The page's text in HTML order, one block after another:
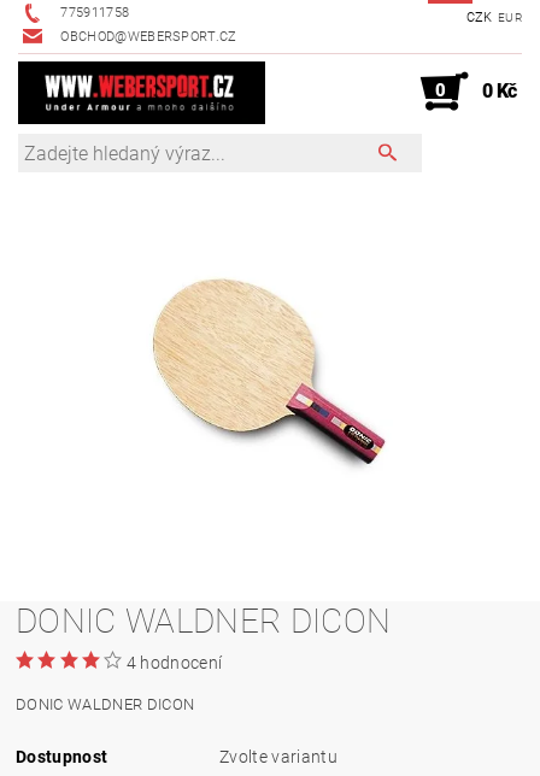
775911758
OBCHOD@WEBERSPORT.CZ
CZK EUR
0 0 Kč
DONIC WALDNER DICON
4 hodnocení
DONIC WALDNER DICON
Dostupnost
Zvolte variantu